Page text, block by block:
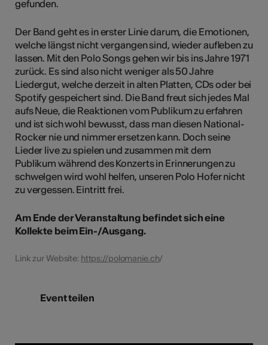
gefunden.
Der Band geht es in erster Linie darum, die Emotionen,
welche längst nicht vergangen sind, wieder aufleben zu
lassen. Mit den Polo Songs gehen wir bis ins Jahre 1971
zurück. Es sind also nicht weniger als 50 Jahre
Liedergut, welche derzeit in alten Platten, CDs oder bei
Spotify gespeichert sind. Die Band freut sich jedes Mal
aufs Neue, die Reaktionen vom Publikum zu erfahren
und ist sich wohl bewusst, dass man diesen National-
Rocker nie und nimmer ersetzen kann. Doch seine
Lieder live zu spielen und zusammen mit dem
Publikum während des Konzerts in Erinnerungen zu
schwelgen wird wohl helfen, unseren Polo Hofer nicht
zu vergessen. Eintritt frei.
Am Ende der Veranstaltung befindet sich eine
Kollekte beim Ein-/Ausgang.
Link zur Website: https://polomanie.ch/
Event teilen